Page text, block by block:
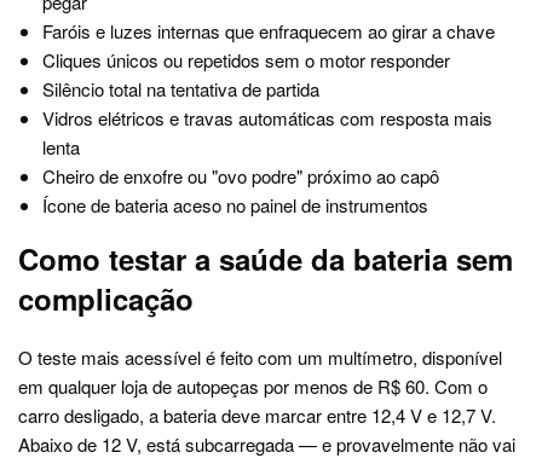
Faróis e luzes internas que enfraquecem ao girar a chave
Cliques únicos ou repetidos sem o motor responder
Silêncio total na tentativa de partida
Vidros elétricos e travas automáticas com resposta mais
lenta
Cheiro de enxofre ou "ovo podre" próximo ao capô
Ícone de bateria aceso no painel de instrumentos
Como testar a saúde da bateria sem
complicação
O teste mais acessível é feito com um multímetro, disponível
em qualquer loja de autopeças por menos de R$ 60. Com o
carro desligado, a bateria deve marcar entre 12,4 V e 12,7 V.
Abaixo de 12 V, está subcarregada — e provavelmente não vai